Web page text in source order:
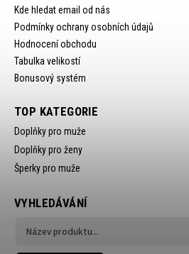
Kde hledat email od nás
Podmínky ochrany osobních údajů
Hodnocení obchodu
Tabulka velikostí
Bonusový systém
TOP KATEGORIE
Doplňky pro muže
Doplňky pro ženy
Šperky pro muže
VYHLEDÁVÁNÍ